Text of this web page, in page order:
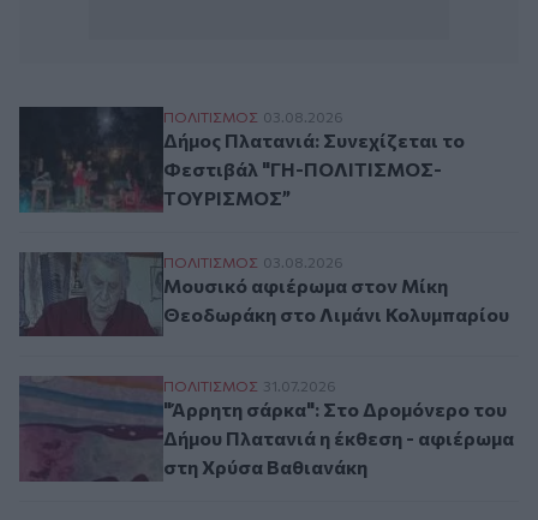
Δήμος Πλατανιά: Συνεχίζεται το
ΠΟΛΙΤΙΣΜΟΣ 03.08.2026
Δήμος Πλατανιά: Συνεχίζεται το
Φεστιβάλ "ΓΗ-ΠΟΛΙΤΙΣΜΟΣ-
ΤΟΥΡΙΣΜΟΣ”
Μουσικό αφιέρωμα στον Μίκη
ΠΟΛΙΤΙΣΜΟΣ 03.08.2026
Μουσικό αφιέρωμα στον Μίκη
Θεοδωράκη στο Λιμάνι Κολυμπαρίου
"Άρρητη σάρκα": Στο Δρομόνερο του
ΠΟΛΙΤΙΣΜΟΣ 31.07.2026
"Άρρητη σάρκα": Στο Δρομόνερο του
Δήμου Πλατανιά η έκθεση - αφιέρωμα
στη Χρύσα Βαθιανάκη